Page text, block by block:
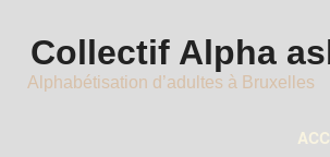
Collectif Alpha
Alphabétisation d’adultes à Bruxelles